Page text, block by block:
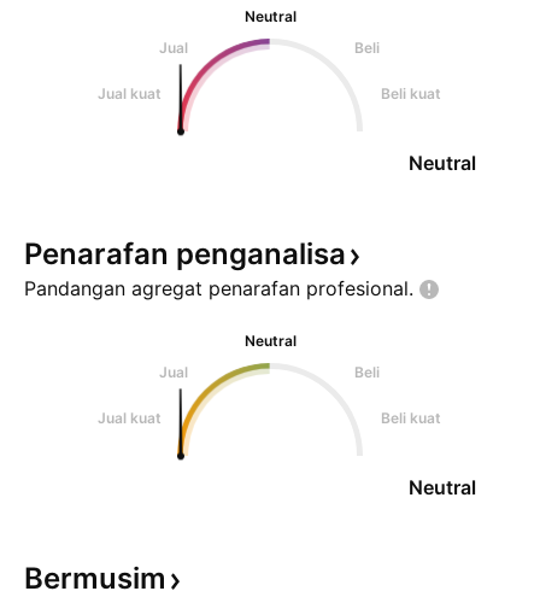
Neutral
Jual
Beli
Jual kuat Beli kuat
Neutral
Penarafan penganalisa
Pandangan agregat penarafan profesional.
Neutral
Jual
Beli
Jual kuat Beli kuat
Neutral
Bermusim